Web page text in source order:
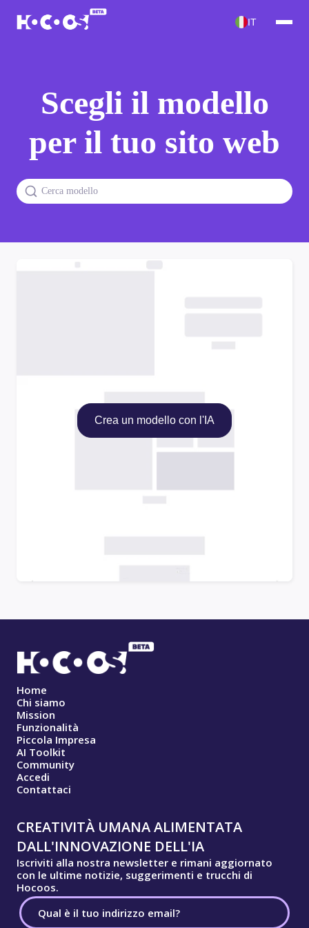
IT
Scegli il modello
per il tuo sito web
Crea un modello con l'IA
Home
Chi siamo
Mission
Funzionalità
Piccola Impresa
AI Toolkit
Community
Accedi
Contattaci
CREATIVITÀ UMANA ALIMENTATA
DALL'INNOVAZIONE DELL'IA
Iscriviti alla nostra newsletter e rimani aggiornato
con le ultime notizie, suggerimenti e trucchi di
Hocoos.